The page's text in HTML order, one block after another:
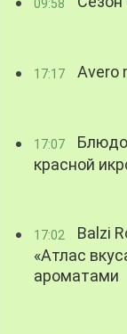
09:58
17:17 Avero
17:07
красной
17:02
Balzi
«Атлас
ароматами